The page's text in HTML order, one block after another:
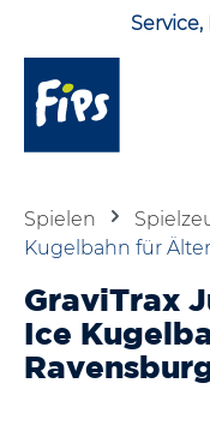
Zum Hauptinhalt
Spielen
Kugelbahn für
GraviTrax
Ice